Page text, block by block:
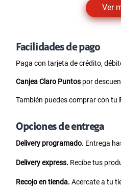
Ver
Facilidades de pago
Paga con tarjeta de crédito,
Canjea Claro Puntos por
También puedes comprar con tu
Opciones de entrega
Delivery programado. Entrega
Delivery express. Recibe tus
Recojo en tienda. Acercate a tu